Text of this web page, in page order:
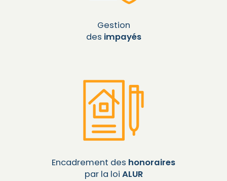
Gestion
des impayés
Encadrement des honoraires
par la loi ALUR